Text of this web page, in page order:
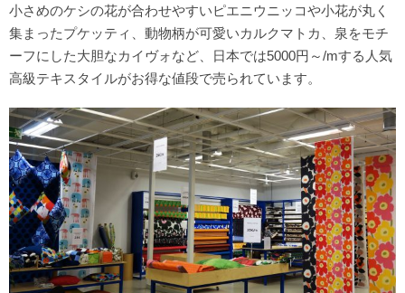
小さめのケシの花が合わせやすいピエニウニッコや小花が丸く
集まったプケッティ、動物柄が可愛いカルクマトカ、泉をモチ
ーフにした大胆なカイヴォなど、日本では5000円～/mする人気
高級テキスタイルがお得な値段で売られています。